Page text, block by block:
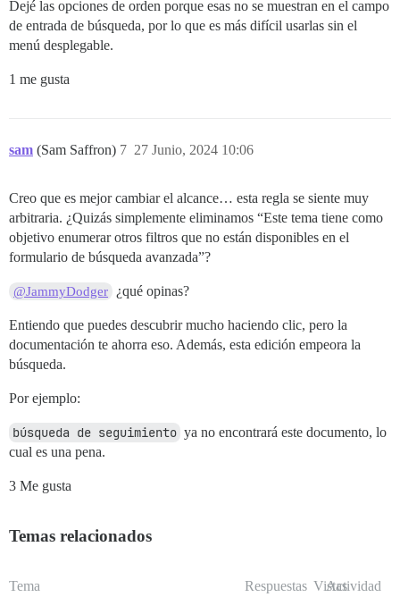
Dejé las opciones de orden porque esas no se muestran en el campo
de entrada de búsqueda, por lo que es más difícil usarlas sin el
menú desplegable.
1 me gusta
sam (Sam Saffron) 27 Junio, 2024 10:06
7
Creo que es mejor cambiar el alcance… esta regla se siente muy
arbitraria. ¿Quizás simplemente eliminamos “Este tema tiene como
objetivo enumerar otros filtros que no están disponibles en el
formulario de búsqueda avanzada”?
@JammyDodger ¿qué opinas?
Entiendo que puedes descubrir mucho haciendo clic, pero la
documentación te ahorra eso. Además, esta edición empeora la
búsqueda.
Por ejemplo:
búsqueda de seguimiento ya no encontrará este documento, lo
cual es una pena.
3 Me gusta
Temas relacionados
Tema Respuestas Vistas
Actividad